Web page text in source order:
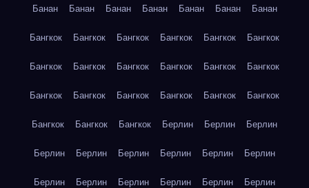
Банан Банан Банан Банан Банан Банан Банан
Бангкок Бангкок Бангкок Бангкок Бангкок Бангкок
Бангкок Бангкок Бангкок Бангкок Бангкок Бангкок
Бангкок Бангкок Бангкок Бангкок Бангкок Бангкок
Бангкок Бангкок Бангкок Берлин Берлин Берлин
Берлин Берлин Берлин Берлин Берлин Берлин
Берлин Берлин Берлин Берлин Берлин Берлин